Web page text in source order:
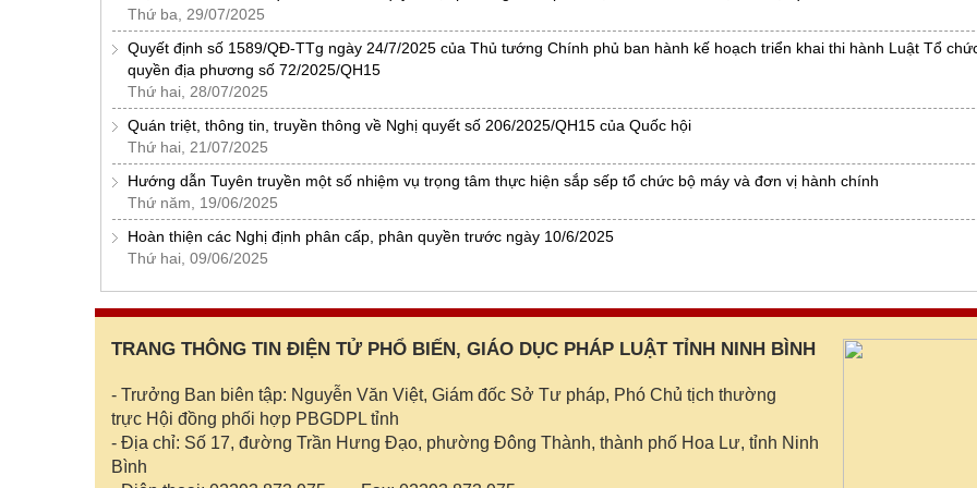
Thứ ba, 29/07/2025
Quyết định số 1589/QĐ-TTg ngày 24/7/2025 của Thủ tướng Chính phủ ban hành kế hoạch triển khai thi hành Luật Tổ
quyền địa phương số 72/2025/QH15
Thứ hai, 28/07/2025
Quán triệt, thông tin, truyền thông về Nghị quyết số 206/2025/QH15 của Quốc hội
Thứ hai, 21/07/2025
Hướng dẫn Tuyên truyền một số nhiệm vụ trọng tâm thực hiện sắp sếp tổ chức bộ máy và đơn vị hành chính
Thứ năm, 19/06/2025
Hoàn thiện các Nghị định phân cấp, phân quyền trước ngày 10/6/2025
Thứ hai, 09/06/2025
TRANG THÔNG TIN ĐIỆN TỬ PHỔ BIẾN, GIÁO DỤC PHÁP LUẬT TỈNH NINH BÌNH
- Trưởng Ban biên tập: Nguyễn Văn Việt, Giám đốc Sở Tư pháp, Phó Chủ tịch thường
trực Hội đồng phối hợp PBGDPL tỉnh
- Địa chỉ: Số 17, đường Trần Hưng Đạo, phường Đông Thành, thành phố Hoa Lư, tỉnh Ninh
Bình